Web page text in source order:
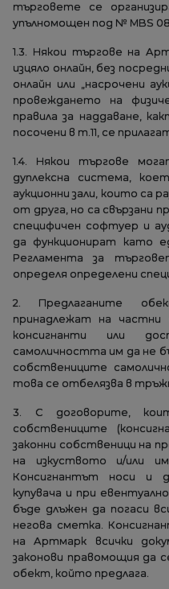
търговете се
упълномощен под № MBS
1.3. Някои търгове на
изцяло онлайн, без
онлайн или „насрочени
провеждането на
правила за наддаване,
посочени в т.11, се
1.4. Някои търгове
дуплексна система,
аукционни зали, които са
от друга, но са свързани
специфичен софтуер и
да функционират като
Регламента за
определя определени
2. Предлаганите
принадлежат на частни
консигнанти или
самоличността им да не
собствениците
това се отбелязва в
3. С договорите,
собствениците
законни собственици на
на изкуството и/или
Консигнантът носи и
купувача и при
бъде длъжен да погаси
негова сметка.
на Артмарк всички
законови правомощия да
обект, който предлага.